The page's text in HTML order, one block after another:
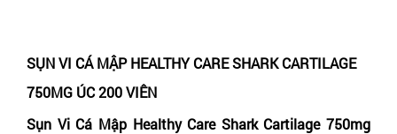
SỤN VI CÁ MẬP HEALTHY CARE SHARK CARTILAGE
750MG ÚC 200 VIÊN
Sụn Vi Cá Mập Healthy Care Shark Cartilage 750mg